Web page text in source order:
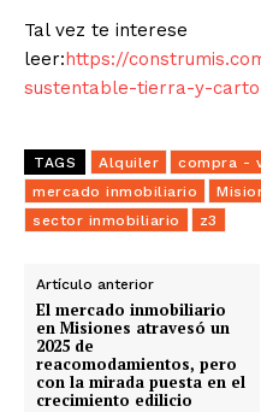
Tal vez te interese
leer:https://
sustentable-tierra-y-
TAGS Alquiler compra -
mercado inmobiliario
sector inmobiliario
z3
Artículo anterior
El mercado inmobiliario
en Misiones atravesó un
2025 de
reacomodamientos, pero
con la mirada puesta en el
crecimiento edilicio